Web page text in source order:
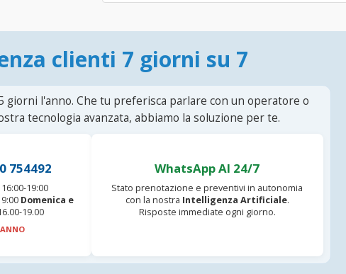
clienti 7 giorni su 7
giorni l'anno. Che tu preferisca parlare con un operatore o
tecnologia avanzata, abbiamo la soluzione per te.
754492
19:00
Domenica e
19.00
WhatsApp AI 24/7
Stato prenotazione e preventivi in autonomia
con la nostra Intelligenza Artificiale.
Risposte immediate ogni giorno.